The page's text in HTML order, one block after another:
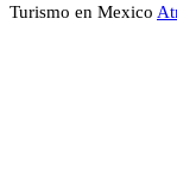
Turismo en Mexico